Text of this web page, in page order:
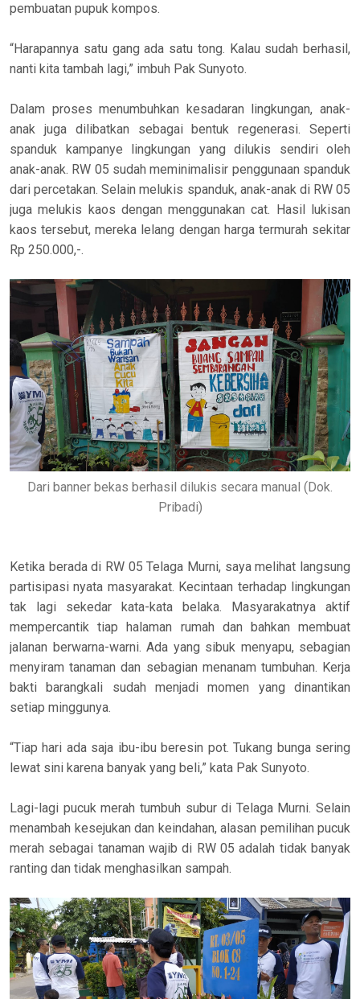
pembuatan pupuk kompos.
“Harapannya satu gang ada satu tong. Kalau sudah berhasil,
nanti kita tambah lagi,” imbuh Pak Sunyoto.
Dalam proses menumbuhkan kesadaran lingkungan, anak-
anak juga dilibatkan sebagai bentuk regenerasi. Seperti
spanduk kampanye lingkungan yang dilukis sendiri oleh
anak-anak. RW 05 sudah meminimalisir penggunaan spanduk
dari percetakan. Selain melukis spanduk, anak-anak di RW 05
juga melukis kaos dengan menggunakan cat. Hasil lukisan
kaos tersebut, mereka lelang dengan harga termurah sekitar
Rp 250.000,-.
Dari banner bekas berhasil dilukis secara manual (Dok.
Pribadi)
Ketika berada di RW 05 Telaga Murni, saya melihat langsung
partisipasi nyata masyarakat. Kecintaan terhadap lingkungan
tak lagi sekedar kata-kata belaka. Masyarakatnya aktif
mempercantik tiap halaman rumah dan bahkan membuat
jalanan berwarna-warni. Ada yang sibuk menyapu, sebagian
menyiram tanaman dan sebagian menanam tumbuhan. Kerja
bakti barangkali sudah menjadi momen yang dinantikan
setiap minggunya.
“Tiap hari ada saja ibu-ibu beresin pot. Tukang bunga sering
lewat sini karena banyak yang beli,” kata Pak Sunyoto.
Lagi-lagi pucuk merah tumbuh subur di Telaga Murni. Selain
menambah kesejukan dan keindahan, alasan pemilihan pucuk
merah sebagai tanaman wajib di RW 05 adalah tidak banyak
ranting dan tidak menghasilkan sampah.